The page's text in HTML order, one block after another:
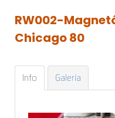
RW002-
Chicago80
Info Galería